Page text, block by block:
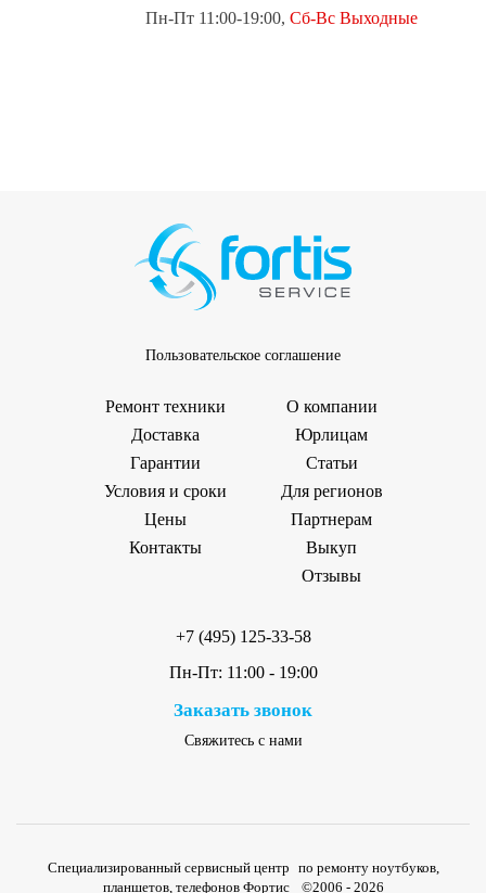
Пн-Пт 11:00-19:00, Сб-Вс Выходные
Пользовательское соглашение
Ремонт техники
Доставка
Гарантии
Условия и сроки
Цены
Контакты
О компании
Юрлицам
Статьи
Для регионов
Партнерам
Выкуп
Отзывы
+7 (495) 125-33-58
Пн-Пт: 11:00 - 19:00
Заказать звонок
Свяжитесь с нами
Специализированный сервисный центр по ремонту ноутбуков,
планшетов, телефонов Фортис ©2006 - 2026